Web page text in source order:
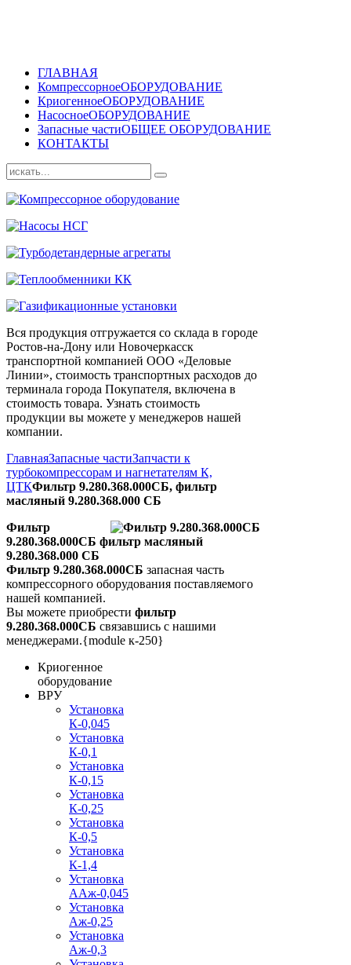
ГЛАВНАЯ
КомпрессорноеОБОРУДОВАНИЕ
КриогенноеОБОРУДОВАНИЕ
НасосноеОБОРУДОВАНИЕ
Запасные частиОБЩЕЕ ОБОРУДОВАНИЕ
КОНТАКТЫ
Вся продукция отгружается со склада в городе
Ростов-на-Дону или Новочеркасск
транспортной компанией ООО «Деловые
Линии», стоимость транспортных расходов до
терминала города Покупателя, включена в
стоимость товара. Узнать стоимость
продукции вы можете у менеджеров нашей
компании.
ГлавнаяЗапасные частиЗапчасти к
турбокомпрессорам и нагнетателям К,
ЦТКФильтр 9.280.368.000СБ, фильтр
масляный 9.280.368.000 СБ
Фильтр
9.280.368.000СБ фильтр масляный
9.280.368.000 СБ
Фильтр 9.280.368.000СБ запасная часть
компрессорного оборудования поставляемого
нашей компанией.
Вы можете приобрести фильтр
9.280.368.000СБ связавшись с нашими
менеджерами.{module к-250}
Криогенное
оборудование
ВРУ
Установка
К-0,045
Установка
К-0,1
Установка
К-0,15
Установка
К-0,25
Установка
К-0,5
Установка
К-1,4
Установка
ААж-0,045
Установка
Аж-0,25
Установка
Аж-0,3